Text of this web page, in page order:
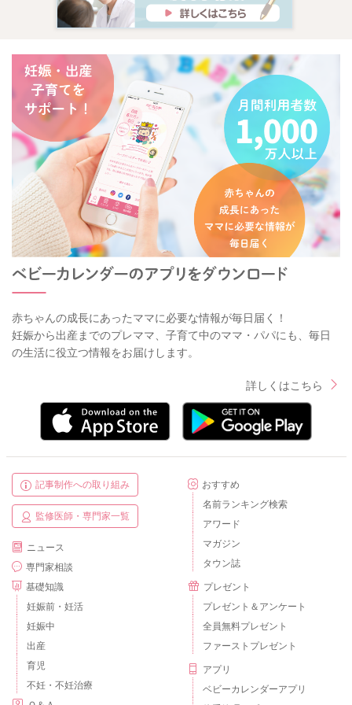
首を振って、音の聞こえ方の変化を楽しんだり、振ってみるこ
とでの感覚を楽しむこともあります。
指先もだんだん使えるようになってくるので、意思を持って動
かす時に手の動きが気になることもあるかもしれません。
成長に伴ってみられているような動き、仕草でもあったりする
のかなと思いました。
そばで見ていて、ご不安な気持ちが続いてしまうのもおつらい
と思います。
かかりつけの先生にもご相談いただいて、安心できるようにも
なさってみてくださいね。
2025/9/5 8:52
赤ちゃんの成長にあったママに必要な情報が毎日届く！
妊娠から出産までのプレママ、子育て中のママ・パパにも、毎日
の生活に役立つ情報をお届けします。
詳しくはこちら
記事制作への取り組み
監修医師・専門家一覧
ニュース
専門家相談
基礎知識
妊娠前・妊活
妊娠中
出産
育児
不妊・不妊治療
おすすめ
名前ランキング検索
アワード
マガジン
タウン誌
プレゼント
プレゼント＆アンケート
全員無料プレゼント
ファーストプレゼント
アプリ
ベビーカレンダーアプリ